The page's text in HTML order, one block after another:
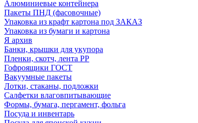
Алюминиевые контейнера
Пакеты ПНД (фасовочные)
Упаковка из крафт картона под ЗАКАЗ
Упаковка из бумаги и картона
Я архив
Банки, крышки для укупора
Пленки, скотч, лента РР
Гофроящики ГОСТ
Вакуумные пакеты
Лотки, стаканы, подложки
Салфетки влаговпитывающие
Формы, бумага, пергамент, фольга
Посуда и инвентарь